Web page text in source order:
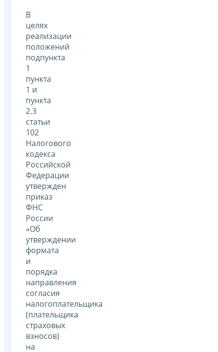
В
целях
реализации
положений
подпункта
1
пункта
1 и
пункта
2.3
статьи
102
Налогового
кодекса
Российской
Федерации
утвержден
приказ
ФНС
России
«Об
утверждении
формата
и
порядка
направления
согласия
налогоплательщика
(плательщика
страховых
взносов)
на